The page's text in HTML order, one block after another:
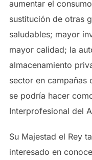
aumentar el
sustitución de otras
saludables; mayor
mayor calidad; la
almacenamiento
sector en campañas
se podría hacer
Interprofesional del
Su Majestad el Rey
interesado en